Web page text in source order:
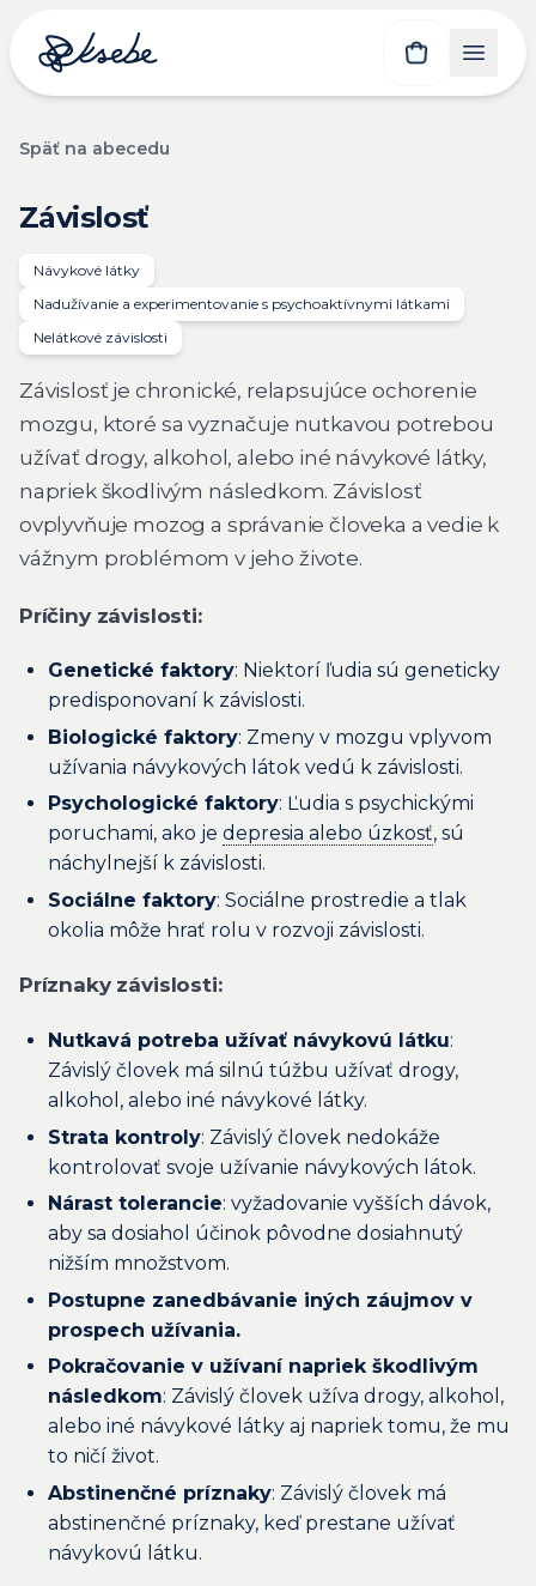
Späť na abecedu
Závislosť
Návykové látky
Nadužívanie a experimentovanie s psychoaktívnymi látkami
Nelátkové závislosti
Závislosť je chronické, relapsujúce ochorenie
mozgu, ktoré sa vyznačuje nutkavou potrebou
užívať drogy, alkohol, alebo iné návykové látky,
napriek škodlivým následkom. Závislosť
ovplyvňuje mozog a správanie človeka a vedie k
vážnym problémom v jeho živote.
Príčiny závislosti:
Genetické faktory: Niektorí ľudia sú geneticky
predisponovaní k závislosti.
Biologické faktory: Zmeny v mozgu vplyvom
užívania návykových látok vedú k závislosti.
Psychologické faktory: Ľudia s psychickými
poruchami, ako je depresia alebo úzkosť, sú
náchylnejší k závislosti.
Sociálne faktory: Sociálne prostredie a tlak
okolia môže hrať rolu v rozvoji závislosti.
Príznaky závislosti:
Nutkavá potreba užívať návykovú látku:
Závislý človek má silnú túžbu užívať drogy,
alkohol, alebo iné návykové látky.
Strata kontroly: Závislý človek nedokáže
kontrolovať svoje užívanie návykových látok.
Nárast tolerancie: vyžadovanie vyšších dávok,
aby sa dosiahol účinok pôvodne dosiahnutý
nižším množstvom.
Postupne zanedbávanie iných záujmov v
prospech užívania.
Pokračovanie v užívaní napriek škodlivým
následkom: Závislý človek užíva drogy, alkohol,
alebo iné návykové látky aj napriek tomu, že mu
to ničí život.
Abstinenčné príznaky: Závislý človek má
abstinenčné príznaky, keď prestane užívať
návykovú látku.